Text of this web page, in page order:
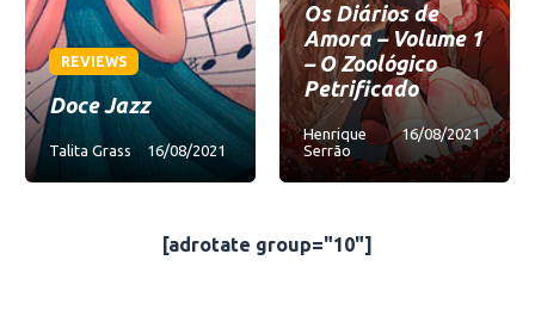
REVIEWS
Doce Jazz
Talita Grass 16/08/2021
Os Diários de
Amora – Volume 1
– O Zoológico
Petrificado
Henrique
Serrão
16/08/2021
[adrotate group="10"]